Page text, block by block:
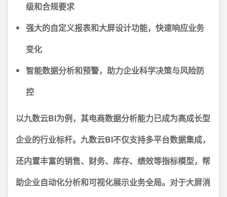
级和合规要求
强大的自定义报表和大屏设计功能，快速响应业务
变化
智能数据分析和预警，助力企业科学决策与风险防
控
以九数云BI为例，其电商数据分析能力已成为高成长型
企业的行业标杆。 九数云BI不仅支持多平台数据集成，
还内置丰富的销售、财务、库存、绩效等指标模型，帮
助企业自动化分析和可视化展示业务全局。对于大屏消